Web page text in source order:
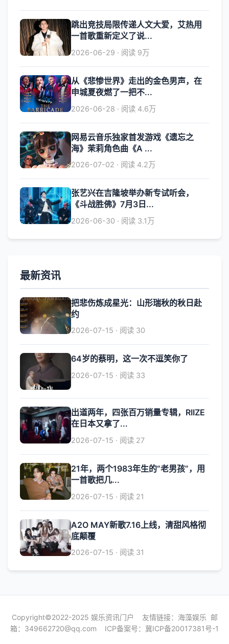
跳出竞技局限传递人文大爱，艾热用
一首歌重新定义了说...
2026-06-29 · 阅读 9万
从《悲惨世界》走出的金色男声，在
申城夏夜燃了一把不...
2026-06-28 · 阅读 4.6万
网易云音乐独家首发游戏《遗忘之
海》茉莉角色曲《A ...
2026-07-02 · 阅读 4.2万
张艺兴在吉隆坡举办新专试听会，
《斗战胜佛》7月3日...
2026-06-30 · 阅读 3.1万
最新资讯
把悲伤炼成星光：山形瑞秋的秋日赴
约
2026-07-15 · 阅读 30
64岁的蔡明，这一次不逗笑你了
2026-07-15 · 阅读 33
出道两年，四张百万销量专辑，RIIZE
在日本又拿了...
2026-07-15 · 阅读 27
21年，两个1983年生的“老男孩”，用
一首歌把几...
2026-07-15 · 阅读 21
A2O MAY新歌7.16上线，清甜风格彻
底颠覆
2026-07-15 · 阅读 31
Copyright©2022-2025 娱乐资讯门户 友情链接： 海藻娱乐 邮
箱： 349662720@qq.com ICP备案号： 冀ICP备20017381号-1